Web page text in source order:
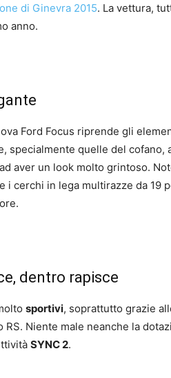
di Ginevra 2015. La vettura,
anno.
Ford Focus riprende gli
specialmente quelle del cofano,
aver un look molto grintoso.
i cerchi in lega multirazze da 19
dentro rapisce
sportivi, soprattutto grazie
RS. Niente male neanche la
SYNC 2.